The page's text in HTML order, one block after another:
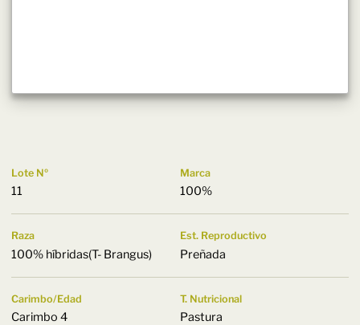
Lote Nº
11
Marca
100%
Raza
100% híbridas(T- Brangus)
Est. Reproductivo
Preñada
Carimbo/Edad
Carimbo 4
T. Nutricional
Pastura